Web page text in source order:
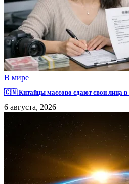
В мире
🇨🇳 Китайцы массово сдают свои лица
6 августа, 2026